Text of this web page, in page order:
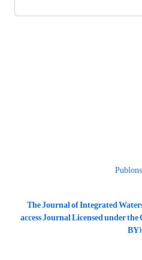
The Journal of Integrated
access Journal Licensed under
BY)